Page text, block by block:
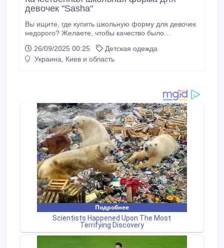
девочек "Sasha"
Вы ищите, где купить школьную форму для девочек
недорого? Желаете, чтобы качество было
в этом помочь! Вы можете приобрести школьную
форму на выгодных условиях в интернет-магазине
26/09/2025 00:25
Детская одежда
Украина, Киев и область